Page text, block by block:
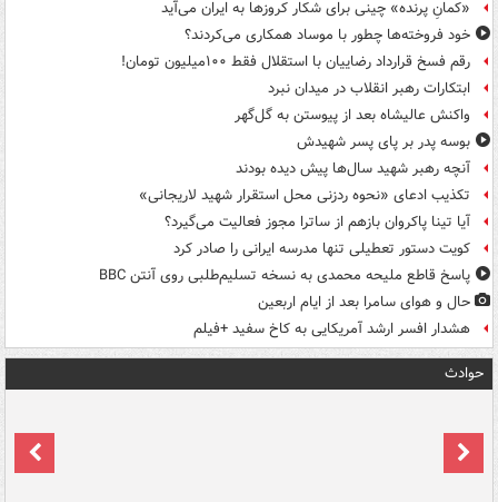
«کمانِ پرنده» چینی برای شکار کروزها به ایران می‌آید
خود فروخته‌ها چطور با موساد همکاری می‌کردند؟
رقم فسخ قرارداد رضاییان با استقلال فقط ۱۰۰میلیون تومان!
ابتکارات رهبر انقلاب در میدان نبرد
واکنش عالیشاه بعد از پیوستن به گل‌گهر
بوسه‌ پدر بر پای پسر شهیدش
آنچه رهبر شهید سال‌ها پیش دیده بودند
تکذیب ادعای «نحوه ردزنی محل استقرار شهید لاریجانی»
آیا تینا پاکروان بازهم از ساترا مجوز فعالیت می‌گیرد؟
کویت دستور تعطیلی تنها مدرسه ایرانی را صادر کرد
پاسخ قاطع ملیحه محمدی به نسخه تسلیم‌طلبی روی آنتن BBC
حال و هوای سامرا بعد از ایام اربعین
هشدار افسر ارشد آمریکایی به کاخ سفید +فیلم
حوادث